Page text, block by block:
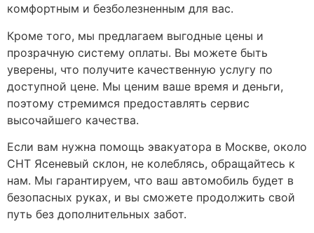
комфортным и безболезненным для вас.
Кроме того, мы предлагаем выгодные цены и
прозрачную систему оплаты. Вы можете быть
уверены, что получите качественную услугу по
доступной цене. Мы ценим ваше время и деньги,
поэтому стремимся предоставлять сервис
высочайшего качества.
Если вам нужна помощь эвакуатора в Москве, около
СНТ Ясеневый склон, не колеблясь, обращайтесь к
нам. Мы гарантируем, что ваш автомобиль будет в
безопасных руках, и вы сможете продолжить свой
путь без дополнительных забот.